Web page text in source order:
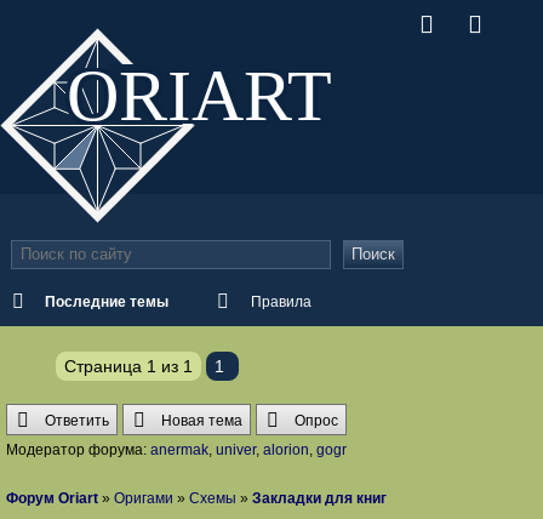
ORIART
Последние темы Правила
Поиск
Страница 1 из 1 1
Ответить Новая тема
Опрос
Модератор форума: anermak, univer, alorion, gogr
Форум Oriart » Оригами » Схемы » Закладки для книг